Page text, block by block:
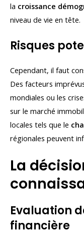
la croissance
niveau de vie en tête.
Risques
Cependant, il faut
Des facteurs
mondiales ou les
sur le marché
locales tels que le
régionales peuvent
La
Evaluation
financière